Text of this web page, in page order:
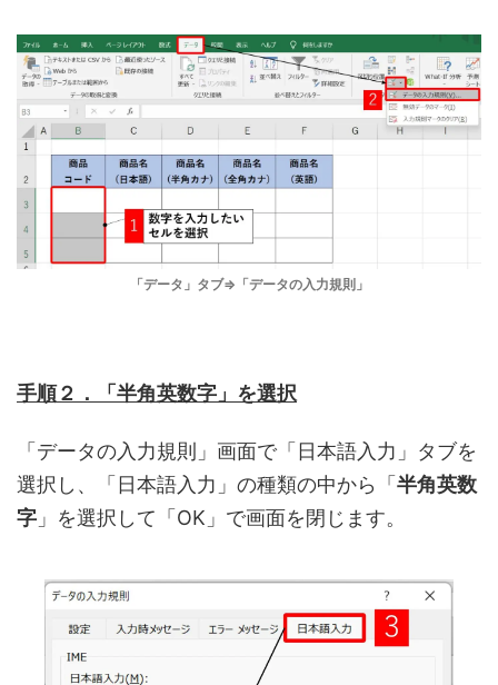
「データ」タブ⇒「データの入力規則」
手順２．「半角英数字」を選択
「データの入力規則」画面で「日本語入力」タブを
選択し、「日本語入力」の種類の中から「 半角英数
字 」を選択して「OK」で画面を閉じます。